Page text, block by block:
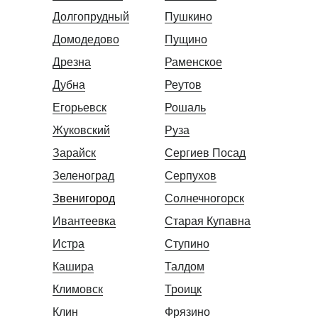
Долгопрудный
Домодедово
Дрезна
Дубна
Егорьевск
Жуковский
Зарайск
Зеленоград
Звенигород
Ивантеевка
Истра
Кашира
Климовск
Клин
Пушкино
Пущино
Раменское
Реутов
Рошаль
Руза
Сергиев Посад
Серпухов
Солнечногорск
Старая Купавна
Ступино
Талдом
Троицк
Фрязино
Дезинфекция
Обработка от плесени
Дезодорация и удаление запахов
Дезинфекция от лишая
Дезинфекция от вирусов
Дезинфекция от туберкулеза
Уничтожение крыс
Уничтожение мышей
Уничтожение летучих мышей
Демеркуризация